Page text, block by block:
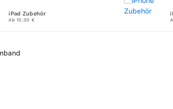
iPad Zubehör
Ab 10,00 €